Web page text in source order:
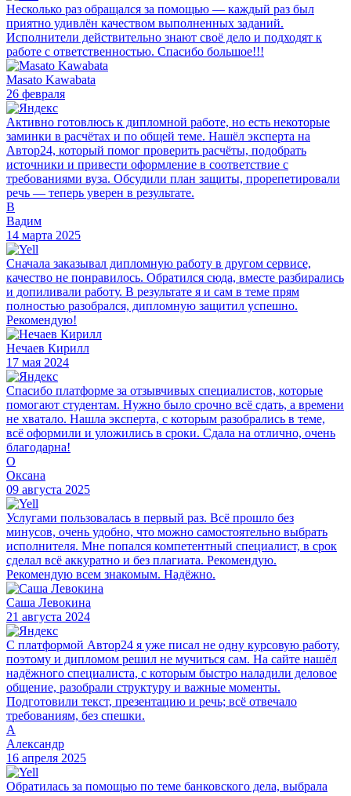
Несколько раз обращался за помощью — каждый раз был
приятно удивлён качеством выполненных заданий.
Исполнители действительно знают своё дело и подходят к
работе с ответственностью. Спасибо большое!!!
Masato Kawabata
26 февраля
Активно готовлюсь к дипломной работе, но есть некоторые
заминки в расчётах и по общей теме. Нашёл эксперта на
Автор24, который помог проверить расчёты, подобрать
источники и привести оформление в соответствие с
требованиями вуза. Обсудили план защиты, прорепетировали
речь — теперь уверен в результате.
В
Вадим
14 марта 2025
Сначала заказывал дипломную работу в другом сервисе,
качество не понравилось. Обратился сюда, вместе разбирались
и допиливали работу. В результате я и сам в теме прям
полностью разобрался, дипломную защитил успешно.
Рекомендую!
Нечаев Кирилл
17 мая 2024
Спасибо платформе за отзывчивых специалистов, которые
помогают студентам. Нужно было срочно всё сдать, а времени
не хватало. Нашла эксперта, с которым разобрались в теме,
всё оформили и уложились в сроки. Сдала на отлично, очень
благодарна!
О
Оксана
09 августа 2025
Услугами пользовалась в первый раз. Всё прошло без
минусов, очень удобно, что можно самостоятельно выбрать
исполнителя. Мне попался компетентный специалист, в срок
сделал всё аккуратно и без плагиата. Рекомендую.
Рекомендую всем знакомым. Надёжно.
Саша Левокина
21 августа 2024
С платформой Автор24 я уже писал не одну курсовую работу,
поэтому и дипломом решил не мучиться сам. На сайте нашёл
надёжного специалиста, с которым быстро наладили деловое
общение, разобрали структуру и важные моменты.
Подготовили текст, презентацию и речь; всё отвечало
требованиям, без спешки.
А
Александр
16 апреля 2025
Обратилась за помощью по теме банковского дела, выбрала